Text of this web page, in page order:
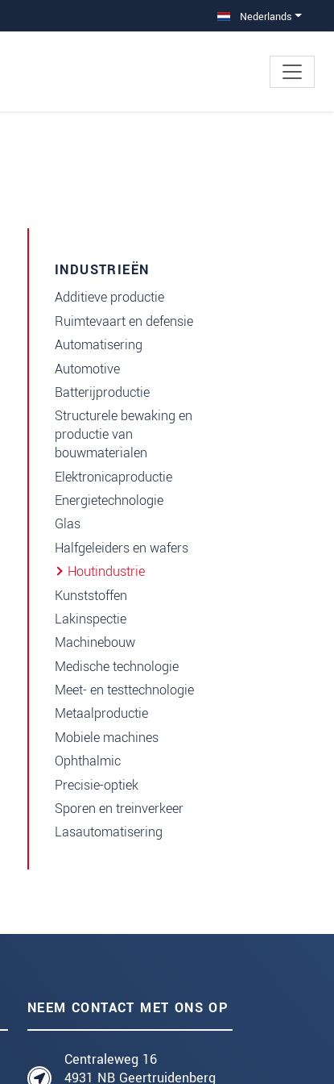
Nederlands
INDUSTRIEËN
Additieve productie
Ruimtevaart en defensie
Automatisering
Automotive
Batterijproductie
Structurele bewaking en
productie van
bouwmaterialen
Elektronicaproductie
Energietechnologie
Glas
Halfgeleiders en wafers
Houtindustrie
Kunststoffen
Lakinspectie
Machinebouw
Medische technologie
Meet- en testtechnologie
Metaalproductie
Mobiele machines
Ophthalmic
Precisie-optiek
Sporen en treinverkeer
Lasautomatisering
NEEM CONTACT MET ONS OP
Centraleweg 16
4931 NB Geertruidenberg